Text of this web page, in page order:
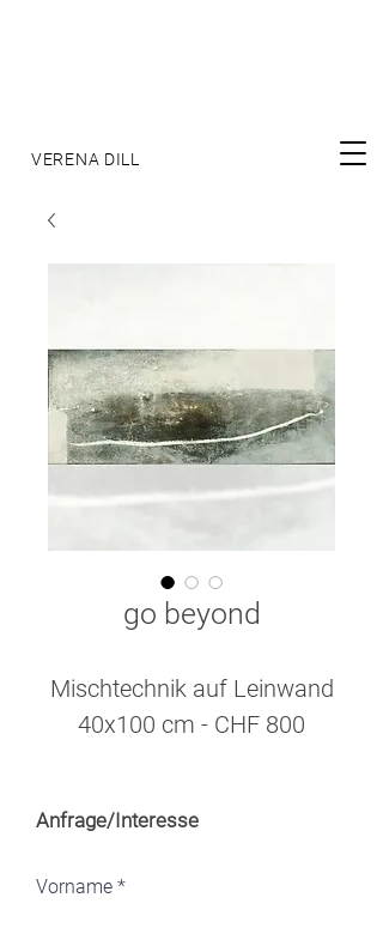
VERENA DILL
go beyond
Mischtechnik auf Leinwand
40x100 cm - CHF 800
Anfrage/Interesse
Vorname